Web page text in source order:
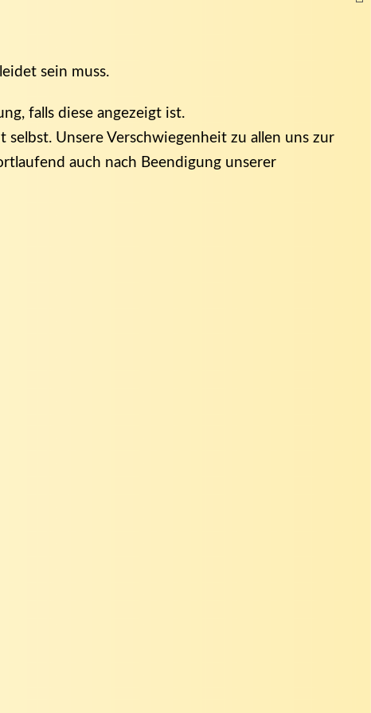
sein muss.
falls diese angezeigt ist.
Unsere Verschwiegenheit zu allen uns zur
auch nach Beendigung unserer